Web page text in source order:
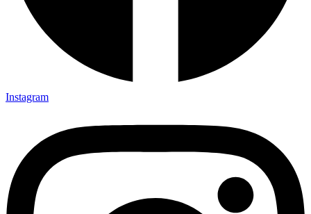
Instagram